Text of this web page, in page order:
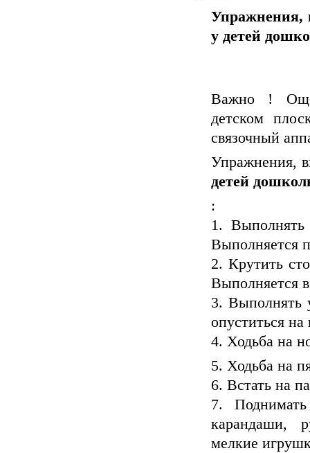
Упражнения,
у детей
Важно !
детском
связочный
Упражнения,
детей
:
1. Выполнять
Выполняется
2. Крутить
Выполняется
3. Выполнять
опуститься
4. Ходьба на
5. Ходьба на
6. Встать на
7.
карандаши,
мелкие